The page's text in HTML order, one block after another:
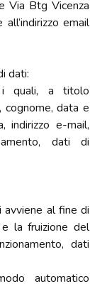
Via Btg Vicenza
email
dati:
i quali, a titolo
data e
indirizzo e-mail,
dati di
avviene al fine di
la fruizione del
dati
automatico